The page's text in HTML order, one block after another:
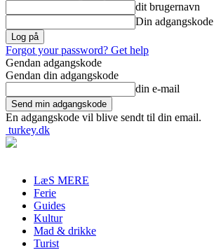
dit brugernavn
Din adgangskode
Forgot your password? Get help
Gendan adgangskode
Gendan din adgangskode
din e-mail
En adgangskode vil blive sendt til din email.
turkey.dk
LæS MERE
Ferie
Guides
Kultur
Mad & drikke
Turist